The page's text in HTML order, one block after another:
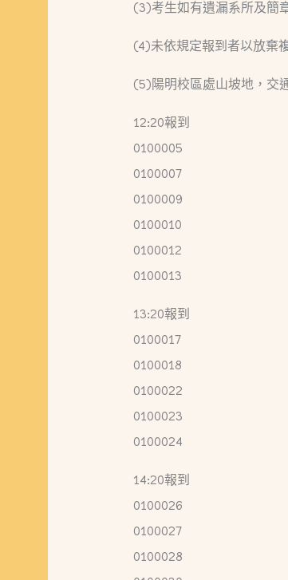
(3)考生如有遺漏系所及簡
(4)未依規定報到者以放棄
(5)陽明校區處山坡地，交
12:20報到
0100005
0100007
0100009
0100010
0100012
0100013
13:20報到
0100017
0100018
0100022
0100023
0100024
14:20報到
0100026
0100027
0100028